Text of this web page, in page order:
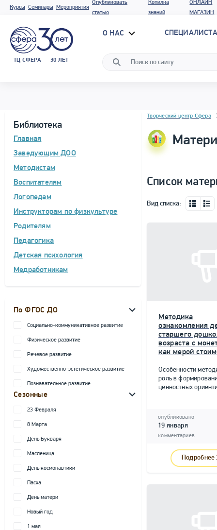
Курсы Семинары Мероприятия
Опубликовать
статью
Копилка
знаний
ОНЛАЙН
МАГАЗИН
ТЦ СФЕРА — 30 ЛЕТ
О НАС
Библиотека
Главная
Заведующим ДОО
Методистам
Воспитателям
Логопедам
Инструкторам по физкультуре
Родителям
Педагогика
Детская психология
Медработникам
По ФГОС ДО
Социально-коммуникативное развитие
Физическое развитие
Речевое развитие
Художественно-эстетическое развитие
Познавательное развитие
Сезонные
23 Февраля
8 Марта
День Букваря
Масленица
День космонавтики
Пасха
День матери
Новый год
1 мая
Блок новостей
Творческий центр Сфера
Список
Вид списка:
Методика
ознакомления
старшего
возраста с
как мерой
Особенности
роль в
ценностных
опубликовано
19 января
комментариев
Подробнее